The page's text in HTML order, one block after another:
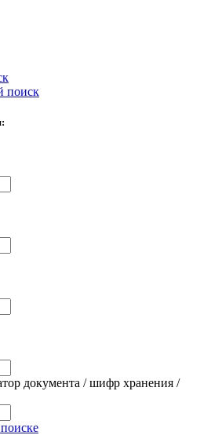
поиск
документа / шифр хранения /